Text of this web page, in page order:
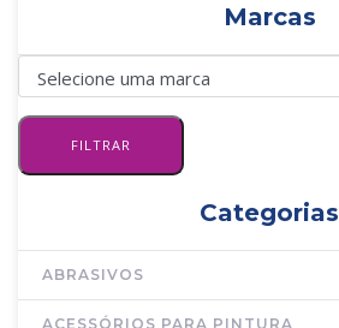
Marcas
Categorias
ABRASIVOS
ACESSÓRIOS PARA PINTURA